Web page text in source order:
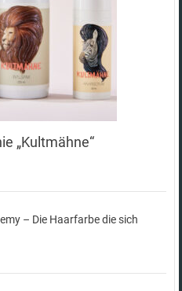
„Kultmähne“
– Die Haarfarbe die sich